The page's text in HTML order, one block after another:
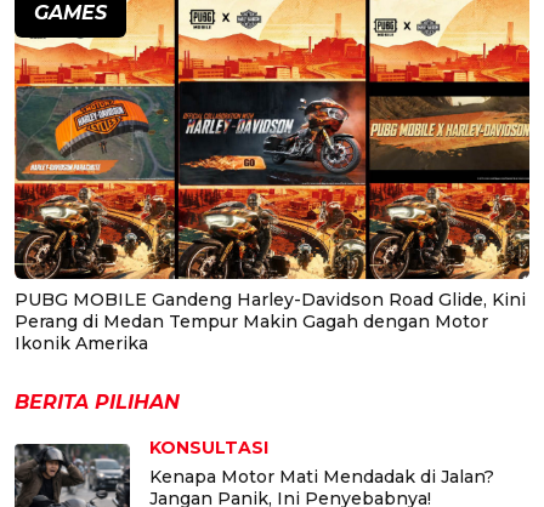
GAMES
PUBG MOBILE Gandeng Harley-Davidson Road Glide, Kini
Perang di Medan Tempur Makin Gagah dengan Motor
Ikonik Amerika
BERITA PILIHAN
KONSULTASI
Kenapa Motor Mati Mendadak di Jalan?
Jangan Panik, Ini Penyebabnya!